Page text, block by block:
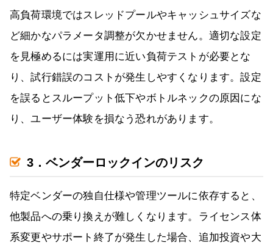
高負荷環境ではスレッドプールやキャッシュサイズな
ど細かなパラメータ調整が欠かせません。適切な設定
を見極めるには実運用に近い負荷テストが必要とな
り、試行錯誤のコストが発生しやすくなります。設定
を誤るとスループット低下やボトルネックの原因にな
り、ユーザー体験を損なう恐れがあります。
3．ベンダーロックインのリスク
特定ベンダーの独自仕様や管理ツールに依存すると、
他製品への乗り換えが難しくなります。ライセンス体
系変更やサポート終了が発生した場合、追加投資や大